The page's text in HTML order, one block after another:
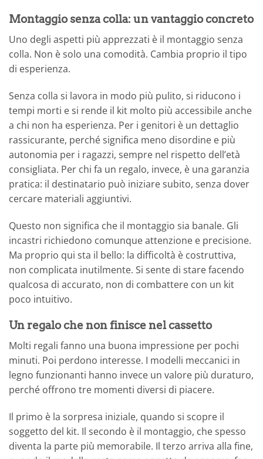
Montaggio senza colla: un vantaggio concreto
Uno degli aspetti più apprezzati è il montaggio senza
colla. Non è solo una comodità. Cambia proprio il tipo
di esperienza.
Senza colla si lavora in modo più pulito, si riducono i
tempi morti e si rende il kit molto più accessibile anche
a chi non ha esperienza. Per i genitori è un dettaglio
rassicurante, perché significa meno disordine e più
autonomia per i ragazzi, sempre nel rispetto dell’età
consigliata. Per chi fa un regalo, invece, è una garanzia
pratica: il destinatario può iniziare subito, senza dover
cercare materiali aggiuntivi.
Questo non significa che il montaggio sia banale. Gli
incastri richiedono comunque attenzione e precisione.
Ma proprio qui sta il bello: la difficoltà è costruttiva,
non complicata inutilmente. Si sente di stare facendo
qualcosa di accurato, non di combattere con un kit
poco intuitivo.
Un regalo che non finisce nel cassetto
Molti regali fanno una buona impressione per pochi
minuti. Poi perdono interesse. I modelli meccanici in
legno funzionanti hanno invece un valore più duraturo,
perché offrono tre momenti diversi di piacere.
Il primo è la sorpresa iniziale, quando si scopre il
soggetto del kit. Il secondo è il montaggio, che spesso
diventa la parte più memorabile. Il terzo arriva alla fine,